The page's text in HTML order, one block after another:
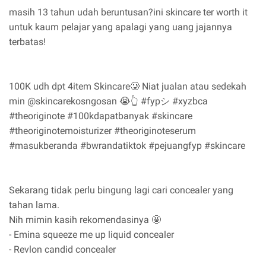
masih 13 tahun udah beruntusan?ini skincare ter worth it
untuk kaum pelajar yang apalagi yang uang jajannya
terbatas!
100K udh dpt 4item Skincare🥲 Niat jualan atau sedekah
min @skincarekosngosan 😭👆 #fypシ #xyzbca
#theoriginote #100kdapatbanyak #skincare
#theoriginotemoisturizer #theoriginoteserum
#masukberanda #bwrandatiktok #pejuangfyp #skincare
Sekarang tidak perlu bingung lagi cari concealer yang
tahan lama.
Nih mimin kasih rekomendasinya 🤩
- Emina squeeze me up liquid concealer
- Revlon candid concealer